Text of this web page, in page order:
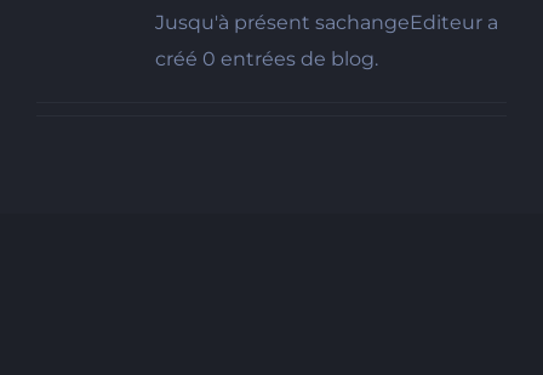
Jusqu'à présent sachangeEditeur a
créé 0 entrées de blog.